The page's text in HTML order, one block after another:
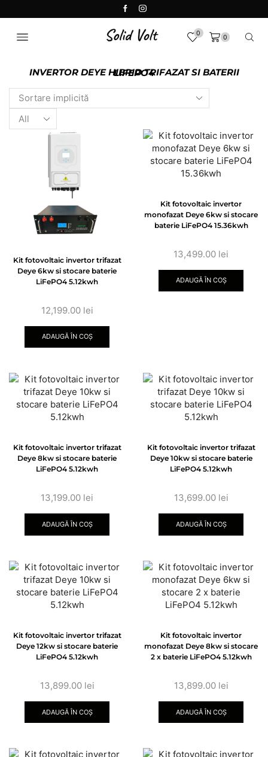
0
0
INVERTOR DEYE HIBRID TRIFAZAT SI BATERII LIFEPO4
Kit fotovoltaic invertor trifazat
Deye 6kw si stocare baterie
LiFePO4 5.12kwh
12,199.00 lei
ADAUGĂ ÎN COȘ
Kit fotovoltaic invertor
monofazat Deye 6kw si stocare
baterie LiFePO4 15.36kwh
13,499.00 lei
ADAUGĂ ÎN COȘ
Kit fotovoltaic invertor trifazat
Deye 8kw si stocare baterie
LiFePO4 5.12kwh
13,199.00 lei
ADAUGĂ ÎN COȘ
Kit fotovoltaic invertor trifazat
Deye 10kw si stocare baterie
LiFePO4 5.12kwh
13,699.00 lei
ADAUGĂ ÎN COȘ
Kit fotovoltaic invertor trifazat
Deye 12kw si stocare baterie
LiFePO4 5.12kwh
13,899.00 lei
ADAUGĂ ÎN COȘ
Kit fotovoltaic invertor
monofazat Deye 8kw si stocare
2 x baterie LiFePO4 5.12kwh
13,899.00 lei
ADAUGĂ ÎN COȘ